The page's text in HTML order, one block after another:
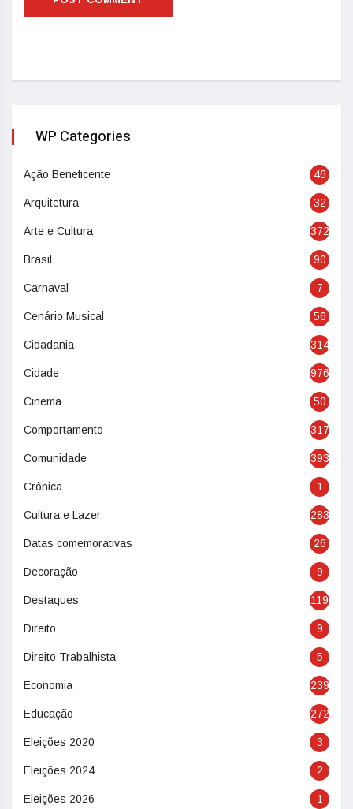
WP Categories
Ação Beneficente 46
Arquitetura 32
Arte e Cultura 372
Brasil 90
Carnaval 7
Cenário Musical 56
Cidadania 314
Cidade 976
Cinema 50
Comportamento 317
Comunidade 393
Crônica 1
Cultura e Lazer 283
Datas comemorativas 26
Decoração 9
Destaques 119
Direito 9
Direito Trabalhista 5
Economia 239
Educação 272
Eleições 2020 3
Eleições 2024 2
Eleições 2026 1